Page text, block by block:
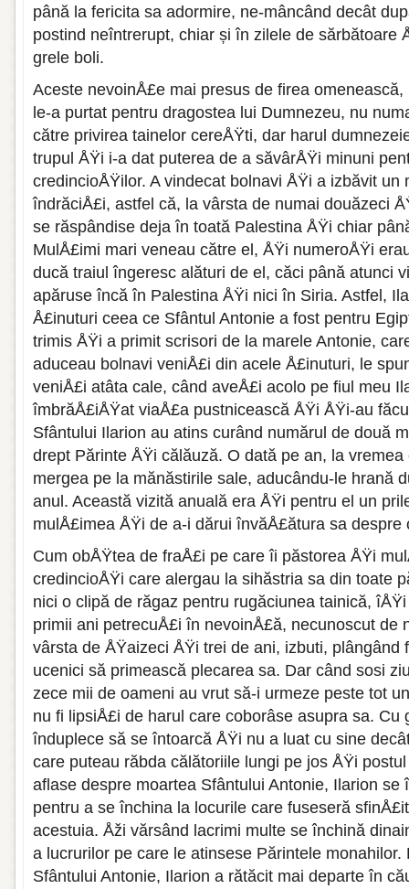
până la fericita sa adormire, ne-mâncând decât
postind neîntrerupt, chiar și în zilele de sărbătoare
grele boli.
Aceste nevoinÅ£e mai presus de firea
le-a purtat pentru dragostea lui Dumnezeu, nu
către privirea tainelor cereÅŸti, dar harul
trupul ÅŸi i-a dat puterea de a săvârÅŸi minuni
credincioÅŸilor. A vindecat bolnavi ÅŸi a izbăvit un
îndrăciÅ£i, astfel că, la vârsta de numai douăzeci
se răspândise deja în toată Palestina ÅŸi chiar
MulÅ£imi mari veneau către el, ÅŸi numeroÅŸi
ducă traiul îngeresc alături de el, căci până atunci
apăruse încă în Palestina ÅŸi nici în Siria. Astfel,
Å£inuturi ceea ce Sfântul Antonie a fost pentru
trimis ÅŸi a primit scrisori de la marele Antonie,
aduceau bolnavi veniÅ£i din acele Å£inuturi, le
veniÅ£i atâta cale, când aveÅ£i acolo pe fiul meu
îmbrăÅ£iÅŸat viaÅ£a pustnicească ÅŸi ÅŸi-au
Sfântului Ilarion au atins curând numărul de două
drept Părinte ÅŸi călăuză. O dată pe an, la
mergea pe la mănăstirile sale, aducându-le hrană
anul. Această vizită anuală era ÅŸi pentru el un
mulÅ£imea ÅŸi de a-i dărui învăÅ£ătura sa despre
Cum obÅŸtea de fraÅ£i pe care îi păstorea ÅŸi
credincioÅŸi care alergau la sihăstria sa din toate
nici o clipă de răgaz pentru rugăciunea tainică,
primii ani petrecuÅ£i în nevoinÅ£ă, necunoscut de
vârsta de ÅŸaizeci ÅŸi trei de ani, izbuti, plângând
ucenici să primească plecarea sa. Dar când sosi
zece mii de oameni au vrut să-i urmeze peste tot
nu fi lipsiÅ£i de harul care coborâse asupra sa. Cu
înduplece să se întoarcă ÅŸi nu a luat cu sine
care puteau răbda călătoriile lungi pe jos ÅŸi
aflase despre moartea Sfântului Antonie, Ilarion se
pentru a se închina la locurile care fuseseră
acestuia. Åži vărsând lacrimi multe se închină
a lucrurilor pe care le atinsese Părintele monahilor.
Sfântului Antonie, Ilarion a rătăcit mai departe în